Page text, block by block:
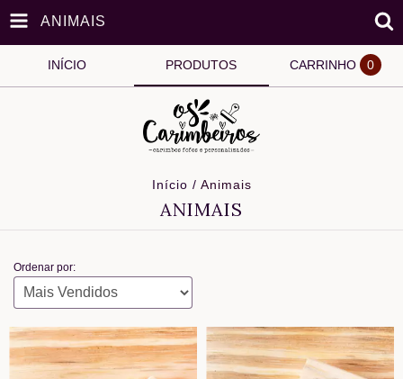
ANIMAIS
INÍCIO PRODUTOS CARRINHO 0
Início / Animais
ANIMAIS
Ordenar por: